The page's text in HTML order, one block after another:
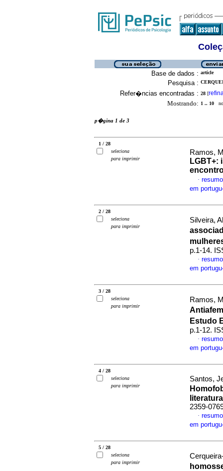
Base de dados : article
Pesquisa :
Refer�ncias encontradas : 28 [
Mostrando: 1 .. 10
p�gina 1 de 3
1 / 28
seleciona
para imprimir
Ramos,
LGBT+:
·
em
2 / 28
seleciona
para imprimir
Silveira,
p.1-14.
·
em
3 / 28
seleciona
para imprimir
Ramos,
Estudo
p.1-12.
·
em
4 / 28
seleciona
para imprimir
Santos,
literatura
2359-
·
em
5 / 28
seleciona
para imprimir